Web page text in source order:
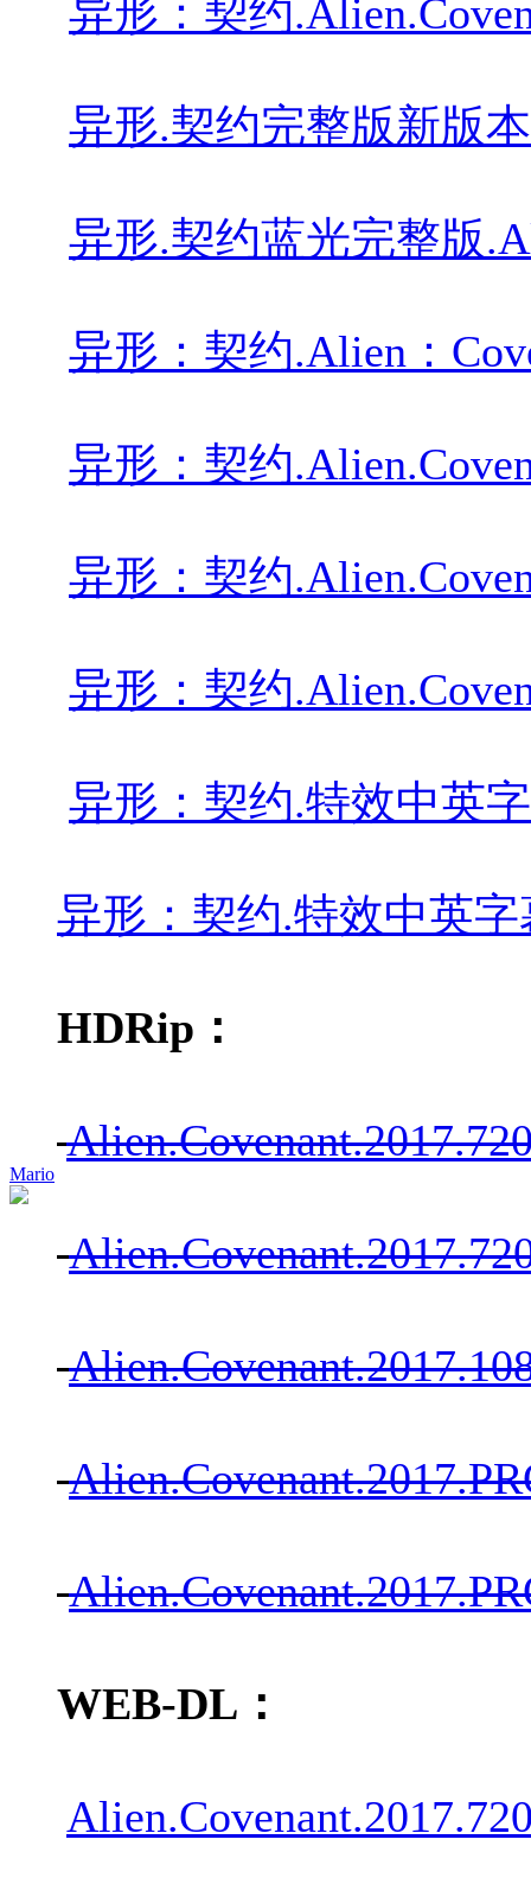
Mario
异形：契约
异形.契约完整版新版本
异形.契约蓝光完整版
异形：契约.Alien：
异形：契约
异形：契约
异形：契约
异形：契约.特效中英字
异形：契约.特效中英字
HDRip：
WEB-DL：